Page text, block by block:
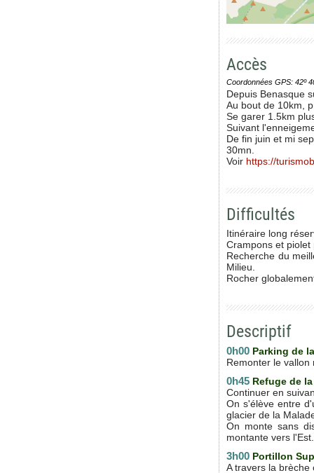
Accès
Coordonnées GPS: 42º
Depuis Benasque
Au bout de 10km,
Se garer 1.5km
Suivant
De fin juin et mi
30mn.
Voir https://
Difficultés
Itinéraire long
Crampons et piolet
Recherche du
Milieu.
Rocher
Descriptif
0h00 Parking de
Remonter le
0h45 Refuge de
Continuer en
On s'élève entre
glacier de la
On monte sans
montante vers l'Est.
3h00 Portillon
A travers la brèche